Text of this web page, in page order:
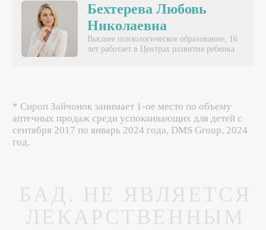
Бехтерева Любовь
Николаевна
Высшее психологическое образование, 16
лет работает в Центрах развития ребенка
* Сироп Зайчонок занимает 1-ое место по объему
аптечных продаж среди успокаивающих для детей с
сентября 2017 по январь 2024 года, DMS Group, 2024
год.